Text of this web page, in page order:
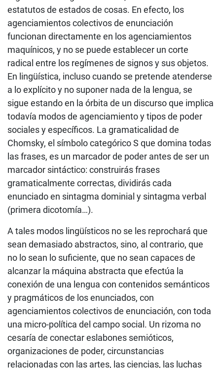
estatutos de estados de cosas. En efecto, los
agenciamientos colectivos de enunciación
funcionan directamente en los agenciamientos
maquínicos, y no se puede establecer un corte
radical entre los regímenes de signos y sus objetos.
En lingüística, incluso cuando se pretende atenderse
a lo explícito y no suponer nada de la lengua, se
sigue estando en la órbita de un discurso que implica
todavía modos de agenciamiento y tipos de poder
sociales y específicos. La gramaticalidad de
Chomsky, el símbolo categórico S que domina todas
las frases, es un marcador de poder antes de ser un
marcador sintáctico: construirás frases
gramaticalmente correctas, dividirás cada
enunciado en sintagma dominial y sintagma verbal
(primera dicotomía…).
A tales modos lingüísticos no se les reprochará que
sean demasiado abstractos, sino, al contrario, que
no lo sean lo suficiente, que no sean capaces de
alcanzar la máquina abstracta que efectúa la
conexión de una lengua con contenidos semánticos
y pragmáticos de los enunciados, con
agenciamientos colectivos de enunciación, con toda
una micro-política del campo social. Un rizoma no
cesaría de conectar eslabones semióticos,
organizaciones de poder, circunstancias
relacionadas con las artes, las ciencias, las luchas